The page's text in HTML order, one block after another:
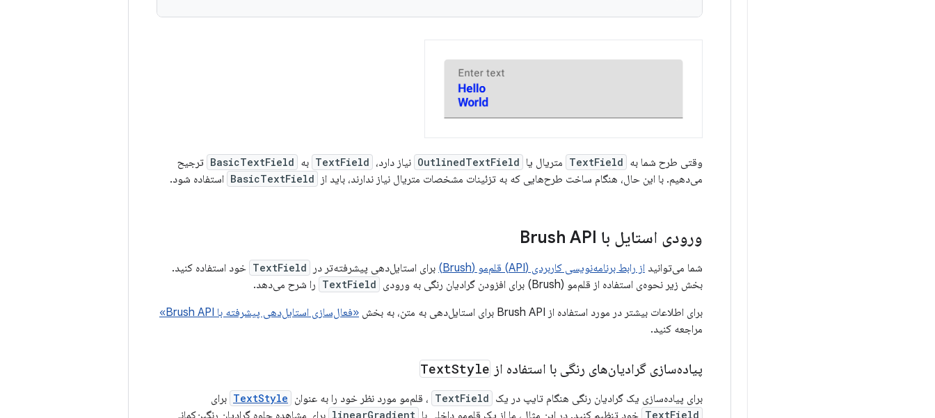
وقتی طرح شما به TextField متریال یا OutlinedTextField نیاز دارد، TextField به BasicTextField ترجیح
می‌دهیم. با این حال، هنگام ساخت طرح‌هایی که به تزئینات مشخصات متریال نیاز ندارند، باید از
BasicTextField استفاده شود.
ورودی استایل با Brush API
شما می‌توانید از رابط برنامه‌نویسی کاربردی (API) قلم‌مو (Brush) برای استایل‌دهی پیشرفته‌تر در TextField خود استفاده کنید.
بخش زیر نحوه‌ی استفاده از قلم‌مو (Brush) برای افزودن گرادیان رنگی به ورودی
TextField را شرح می‌دهد.
برای اطلاعات بیشتر در مورد استفاده از Brush API برای استایل‌دهی به متن، به بخش
«فعال‌سازی استایل‌دهی پیشرفته با Brush API»
مراجعه کنید.
پیاده‌سازی گرادیان‌های رنگی با استفاده از TextStyle
برای پیاده‌سازی یک گرادیان رنگی هنگام تایپ در یک TextField ، قلم‌مو مورد نظر خود را به عنوان TextStyle برای
TextField
linearGradient